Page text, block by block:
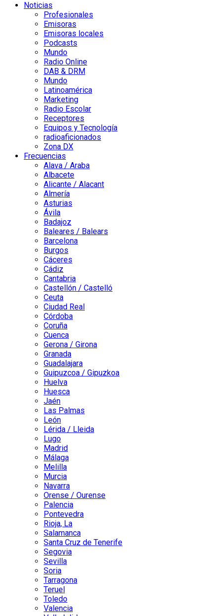
Noticias
Profesionales
Emisoras
Emisoras locales
Podcasts
Mundo
Radio Online
DAB & DRM
Mundo
Latinoamérica
Marketing
Radio Escolar
Receptores
Equipos y Tecnología
radioaficionados
Zona DX
Frecuencias
Alava / Araba
Albacete
Alicante / Alacant
Almería
Asturias
Ávila
Badajoz
Baleares / Balears
Barcelona
Burgos
Cáceres
Cádiz
Cantabria
Castellón / Castelló
Ceuta
Ciudad Real
Córdoba
Coruña
Cuenca
Gerona / Girona
Granada
Guadalajara
Guipuzcoa / Gipuzkoa
Huelva
Huesca
Jaén
Las Palmas
León
Lérida / Lleida
Lugo
Madrid
Málaga
Melilla
Murcia
Navarra
Orense / Ourense
Palencia
Pontevedra
Rioja, La
Salamanca
Santa Cruz de Tenerife
Segovia
Sevilla
Soria
Tarragona
Teruel
Toledo
Valencia